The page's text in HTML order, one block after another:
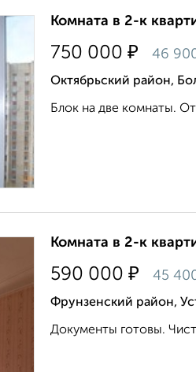
Комната в 2-к
750 000 ₽ 46
Октябрьский район,
Блок на две комнаты.
Комната в 2-к
590 000 ₽ 45
Фрунзенский район,
Документы готовы.